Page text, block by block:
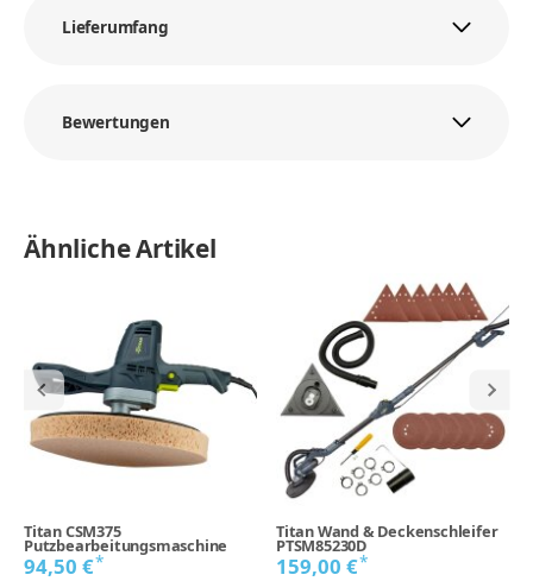
Lieferumfang
Bewertungen
Ähnliche Artikel
Titan CSM375
Putzbearbeitungsmaschine
94,50 €*
Titan Wand & Deckenschleifer
PTSM85230D
159,00 €*